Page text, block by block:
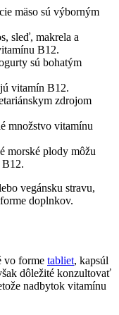
mäso sú výborným
sleď, makrela a
B12.
sú bohatým
vitamín B12.
zdrojom
množstvo vitamínu
morské plody môžu
B12.
vegánsku stravu,
doplnkov.
vo forme tabliet, kapsúl
dôležité konzultovať
nadbytok vitamínu